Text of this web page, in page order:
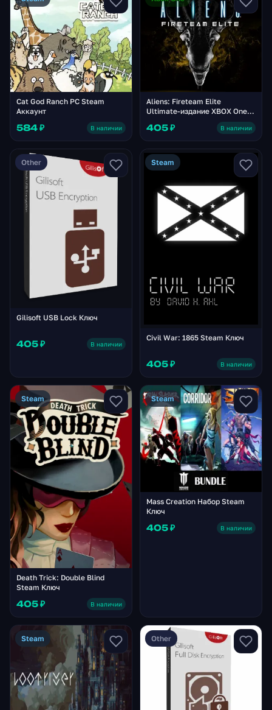
Cat God Ranch PC Steam
Аккаунт
584 ₽ В наличии
Aliens: Fireteam Elite
Ultimate-издание XBOX One /
Xbox Series X|S / PC Аккаунт
405 ₽ В наличии
Other
Gilisoft USB Lock Ключ
405 ₽ В наличии
Steam
Civil War: 1865 Steam Ключ
405 ₽ В наличии
Steam
Death Trick: Double Blind
Steam Ключ
405 ₽ В наличии
Steam
Mass Creation Набор Steam
Ключ
405 ₽ В наличии
Steam Other